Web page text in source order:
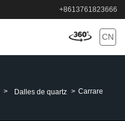
+8613761823666
CN
Dalles de quartz Carrare